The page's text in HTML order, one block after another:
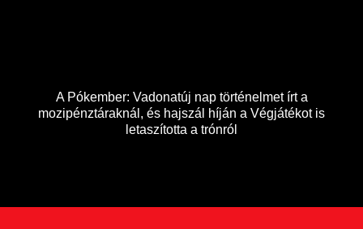
A Pókember: Vadonatúj nap történelmet írt a
mozipénztáraknál, és hajszál híján a Végjátékot is
letaszította a trónról